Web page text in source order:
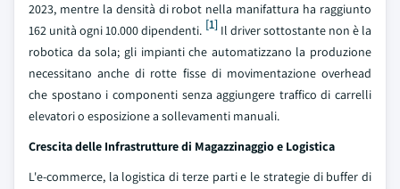
2023, mentre la densità di robot nella manifattura ha raggiunto
162 unità ogni 10.000 dipendenti. [1] Il driver sottostante non è la
robotica da sola; gli impianti che automatizzano la produzione
necessitano anche di rotte fisse di movimentazione overhead
che spostano i componenti senza aggiungere traffico di carrelli
elevatori o esposizione a sollevamenti manuali.
Crescita delle Infrastrutture di Magazzinaggio e Logistica
L'e-commerce, la logistica di terze parti e le strategie di buffer di